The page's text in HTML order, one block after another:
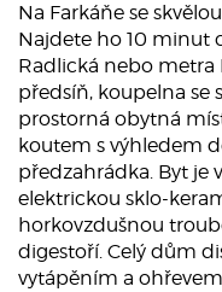
Na Farkáňe se
Najdete ho 10 minut
Radlická nebo metra
předsíň, koupelna se
prostorná obytná
koutem s výhledem
předzahrádka. Byt je
elektrickou sklo-
horkovzdušnou
digestoří. Celý dům
vytápěním a